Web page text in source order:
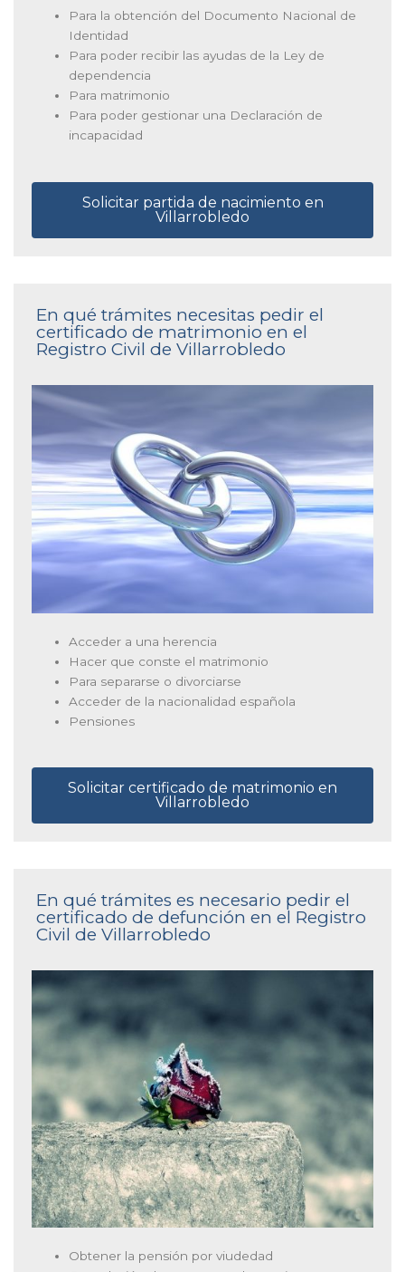
Para la obtención del Documento Nacional de
Identidad
Para poder recibir las ayudas de la Ley de
dependencia
Para matrimonio
Para poder gestionar una Declaración de
incapacidad
Solicitar partida de nacimiento en
Villarrobledo
En qué trámites necesitas pedir el
certificado de matrimonio en el
Registro Civil de Villarrobledo
Acceder a una herencia
Hacer que conste el matrimonio
Para separarse o divorciarse
Acceder de la nacionalidad española
Pensiones
Solicitar certificado de matrimonio en
Villarrobledo
En qué trámites es necesario pedir el
certificado de defunción en el Registro
Civil de Villarrobledo
Obtener la pensión por viudedad